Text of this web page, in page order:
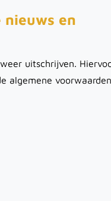
nieuws en
uitschrijven.
algemene